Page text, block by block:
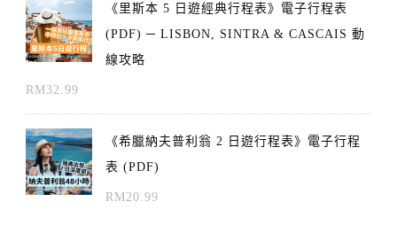
《里斯本 5 日遊經典行程表》電子行程表
(PDF) ─ LISBON, SINTRA & CASCAIS 動
線攻略
RM32.99
《希臘納夫普利翁 2 日遊行程表》電子行程
表 (PDF)
RM20.99